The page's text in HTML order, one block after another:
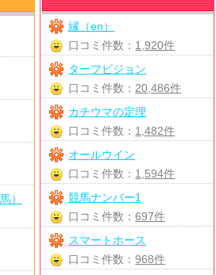
縁（en）
口コミ件数： 1,920件
ターフビジョン
口コミ件数： 20,486件
カチウマの定理
口コミ件数： 1,482件
オールウイン
口コミ件数： 1,594件
競馬ナンバー1
口コミ件数：697件
スマートホース
口コミ件数：968件
）